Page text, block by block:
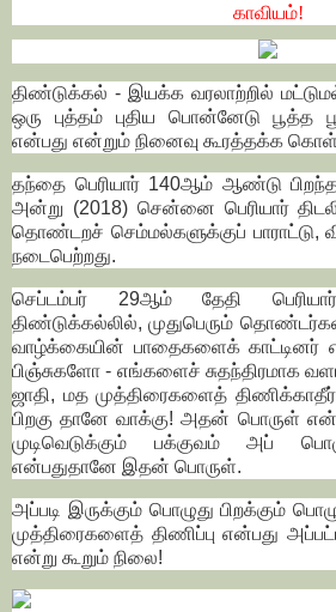
காவியம்!
திண்டுக்கல் - இயக்க வரலாற்றில்
ஒரு புத்தம் புதிய பொன்னேடு பூத்த
என்பது என்றும் நினைவு கூரத்தக்க
தந்தை பெரியார் 140ஆம் ஆண்டு
அன்று (2018) சென்னை பெரியார்
தொண்டறச் செம்மல்களுக்குப் பாராட்டு,
நடைபெற்றது.
செப்டம்பர் 29ஆம் தேதி
திண்டுக்கல்லில், முதுபெரும்
வாழ்க்கையின் பாதைகளைக் காட்டினர்
பிஞ்சுகளோ - எங்களைச் சுதந்திரமாக
ஜாதி, மத முத்திரைகளைத்
பிறகு தானே வாக்கு! அதன் பொருள்
முடிவெடுக்கும் பக்குவம் அப்
என்பதுதானே இதன் பொருள்.
அப்படி இருக்கும் பொழுது பிறக்கும்
முத்திரைகளைத் திணிப்பு என்பது
என்று கூறும் நிலை!